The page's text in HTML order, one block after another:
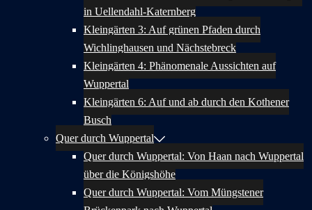
in Uellendahl-Katernberg
Kleingärten 3: Auf grünen Pfaden durch
Wichlinghausen und Nächstebreck
Kleingärten 4: Phänomenale Aussichten auf
Wuppertal
Kleingärten 6: Auf und ab durch den Kothener
Busch
Quer durch Wuppertal
Quer durch Wuppertal: Von Haan nach Wuppertal
über die Königshöhe
Quer durch Wuppertal: Vom Müngstener